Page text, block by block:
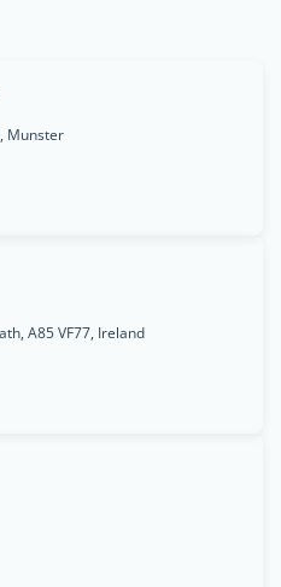
Munster
A85 VF77, Ireland